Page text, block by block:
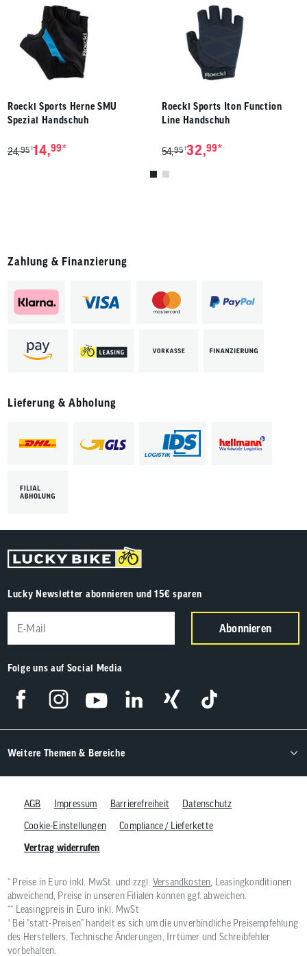
Roeckl Sports Herne SMU
Spezial Handschuh
24,95 114,99*
Roeckl Sports Iton Function
Line Handschuh
54,95 132,99*
Zahlung & Finanzierung
Lieferung & Abholung
Lucky Newsletter abonnieren und 15€ sparen
Abonnieren
Folge uns auf Social Media
Weitere Themen & Bereiche
AGB Impressum Barrierefreiheit
Datenschutz
Cookie-Einstellungen
Compliance / Lieferkette
Vertrag widerrufen
* Preise in Euro inkl. MwSt. und zzgl. Versandkosten, Leasingkonditionen
abweichend, Preise in unseren Filialen können ggf. abweichen.
** Leasingpreis in Euro inkl. MwSt
¹ Bei "statt-Preisen" handelt es sich um die unverbindliche Preisempfehlung
des Herstellers. Technische Änderungen, Irrtümer und Schreibfehler
vorbehalten.